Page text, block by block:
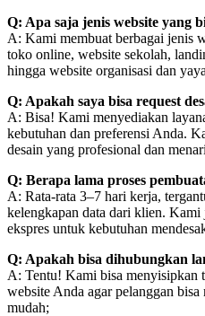
Q: Apa saja jenis website yang
A: Kami membuat berbagai jenis
toko online, website sekolah,
hingga website organisasi dan
Q: Apakah saya bisa request
A: Bisa! Kami menyediakan
kebutuhan dan preferensi Anda.
desain yang profesional dan
Q: Berapa lama proses
A: Rata-rata 3–7 hari kerja,
kelengkapan data dari klien. Kami
ekspres untuk kebutuhan
Q: Apakah bisa dihubungkan
A: Tentu! Kami bisa menyisipkan
website Anda agar pelanggan
mudah;